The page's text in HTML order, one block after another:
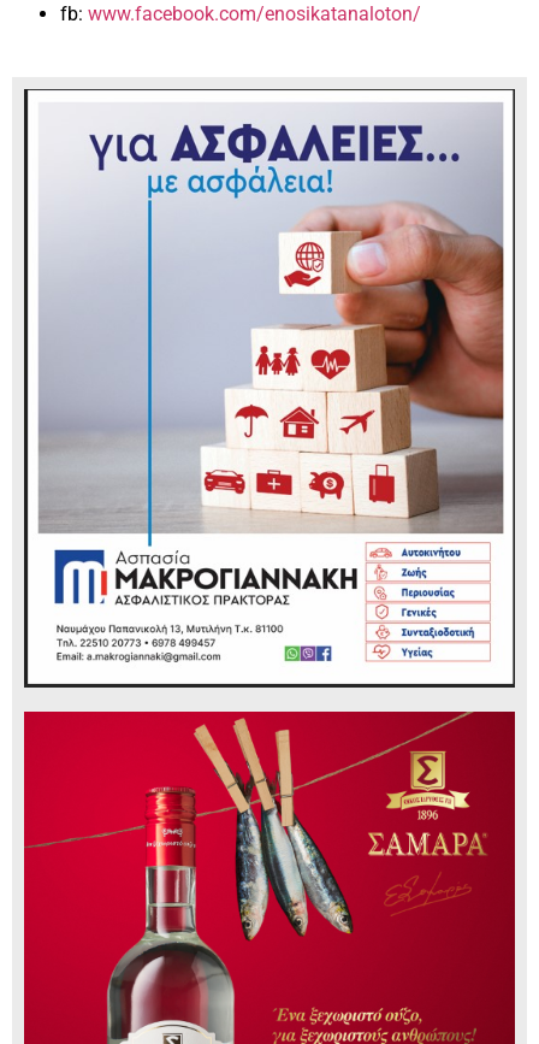
fb: www.facebook.com/enosikatanaloton/